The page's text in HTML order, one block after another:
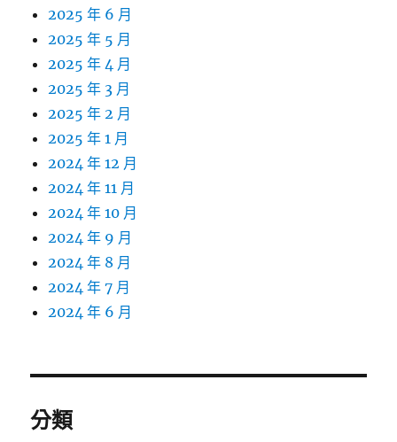
2025 年 6 月
2025 年 5 月
2025 年 4 月
2025 年 3 月
2025 年 2 月
2025 年 1 月
2024 年 12 月
2024 年 11 月
2024 年 10 月
2024 年 9 月
2024 年 8 月
2024 年 7 月
2024 年 6 月
分類